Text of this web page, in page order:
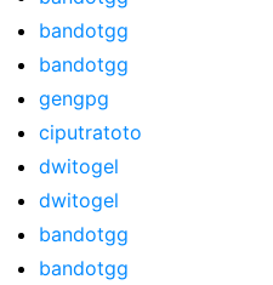
bandotgg
bandotgg
gengpg
ciputratoto
dwitogel
dwitogel
bandotgg
bandotgg